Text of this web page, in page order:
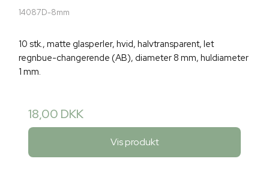
14087D-8mm
10 stk., matte glasperler, hvid, halvtransparent, let
regnbue-changerende (AB), diameter 8 mm, huldiameter
1 mm.
18,00 DKK
Vis produkt